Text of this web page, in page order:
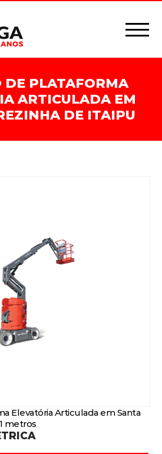
DE PLATAFORMA
ARTICULADA EM
DE ITAIPU
Elevatória Articulada em Santa
metros